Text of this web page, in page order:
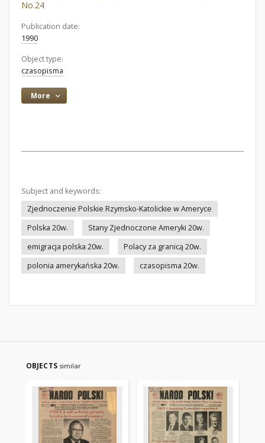
No.24
Publication date:
1990
Object type:
czasopisma
More
Subject and keywords:
Zjednoczenie Polskie Rzymsko-Katolickie w Ameryce
Polska 20w.
Stany Zjednoczone Ameryki 20w.
emigracja polska 20w.
Polacy za granicą 20w.
polonia amerykańska 20w.
czasopisma 20w.
OBJECTS similar